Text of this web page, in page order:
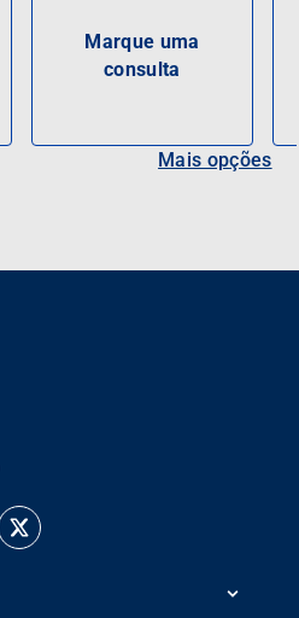
Marque uma
consulta
Mais opções